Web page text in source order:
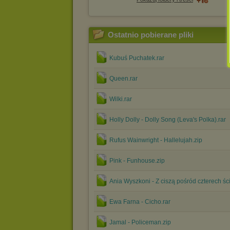
Ostatnio pobierane pliki
Kubuś Puchatek.rar
Queen.rar
Wilki.rar
Holly Dolly - Dolly Song (Leva's Polka).rar
Rufus Wainwright - Hallelujah.zip
Pink - Funhouse.zip
Ania Wyszkoni - Z ciszą pośród czterech
Ewa Farna - Cicho.rar
Jamal - Policeman.zip